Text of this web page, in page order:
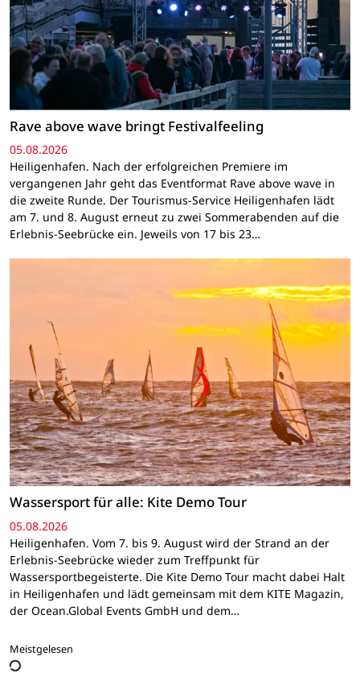
Rave above wave bringt Festivalfeeling
05.08.2026
Heiligenhafen. Nach der erfolgreichen Premiere im
vergangenen Jahr geht das Eventformat Rave above wave in
die zweite Runde. Der Tourismus-Service Heiligenhafen lädt
am 7. und 8. August erneut zu zwei Sommerabenden auf die
Erlebnis-Seebrücke ein. Jeweils von 17 bis 23…
Wassersport für alle: Kite Demo Tour
05.08.2026
Heiligenhafen. Vom 7. bis 9. August wird der Strand an der
Erlebnis-Seebrücke wieder zum Treffpunkt für
Wassersportbegeisterte. Die Kite Demo Tour macht dabei Halt
in Heiligenhafen und lädt gemeinsam mit dem KITE Magazin,
der Ocean.Global Events GmbH und dem…
Meistgelesen